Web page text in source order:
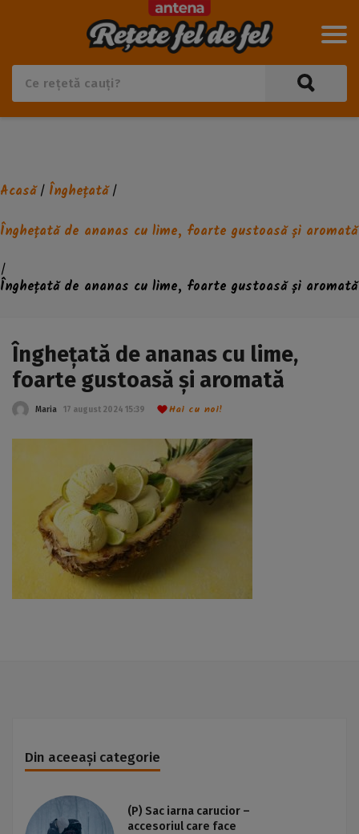
Acasă/ Înghețată/
Înghețată de ananas cu lime, foarte gustoasă și aromată
/
Înghețată de ananas cu lime, foarte gustoasă și aromată
Înghețată de ananas cu lime,
foarte gustoasă și aromată
Maria 17 august 2024 15:39 Hai cu noi!
Din aceeași categorie
(P) Sac iarna carucior –
accesoriul care face